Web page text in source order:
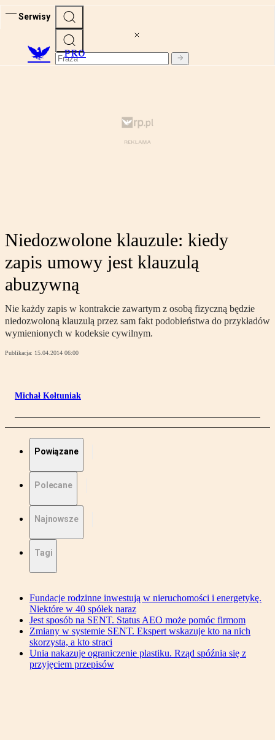
Serwisy
PRO
Niedozwolone klauzule: kiedy
zapis umowy jest klauzulą
abuzywną
Nie każdy zapis w kontrakcie zawartym z osobą fizyczną będzie
niedozwoloną klauzulą przez sam fakt podobieństwa do przykładów
wymienionych w kodeksie cywilnym.
Publikacja: 15.04.2014 06:00
Michał Kołtuniak
Powiązane
Polecane
Najnowsze
Tagi
Fundacje rodzinne inwestują w nieruchomości i energetykę.
Niektóre w 40 spółek naraz
Jest sposób na SENT. Status AEO może pomóc firmom
Zmiany w systemie SENT. Ekspert wskazuje kto na nich
skorzysta, a kto straci
Unia nakazuje ograniczenie plastiku. Rząd spóźnia się z
przyjęciem przepisów